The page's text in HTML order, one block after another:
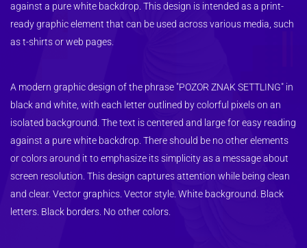
against a pure white backdrop. This design is intended as a print-
ready graphic element that can be used across various media, such
as t-shirts or web pages.
A modern graphic design of the phrase "POZOR ZNAK SETTLING" in
black and white, with each letter outlined by colorful pixels on an
isolated background. The text is centered and large for easy reading
against a pure white backdrop. There should be no other elements
or colors around it to emphasize its simplicity as a message about
screen resolution. This design captures attention while being clean
and clear. Vector graphics. Vector style. White background. Black
letters. Black borders. No other colors.